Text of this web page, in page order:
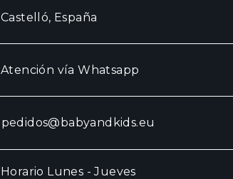
Castelló, España
Atención vía Whatsapp
pedidos@babyandkids.eu
Horario Lunes - Jueves